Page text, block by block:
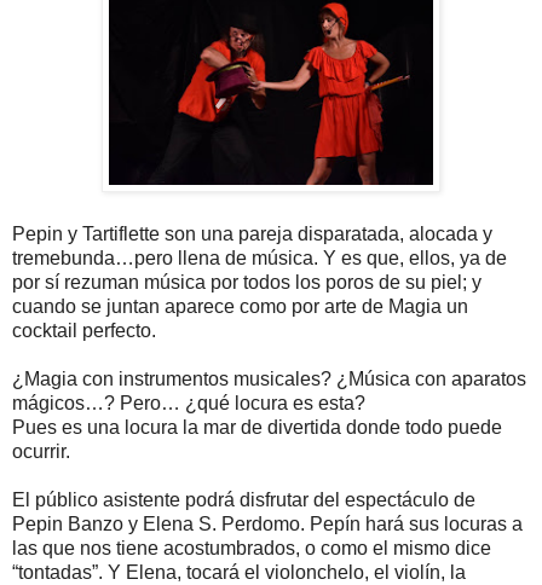
Pepin y Tartiflette son una pareja disparatada, alocada y
tremebunda…pero llena de música. Y es que, ellos, ya de
por sí rezuman música por todos los poros de su piel; y
cuando se juntan aparece como por arte de Magia un
cocktail perfecto.
¿Magia con instrumentos musicales? ¿Música con aparatos
mágicos…? Pero… ¿qué locura es esta?
Pues es una locura la mar de divertida donde todo puede
ocurrir.
El público asistente podrá disfrutar del espectáculo de
Pepin Banzo y Elena S. Perdomo. Pepín hará sus locuras a
las que nos tiene acostumbrados, o como el mismo dice
“tontadas”. Y Elena, tocará el violonchelo, el violín, la